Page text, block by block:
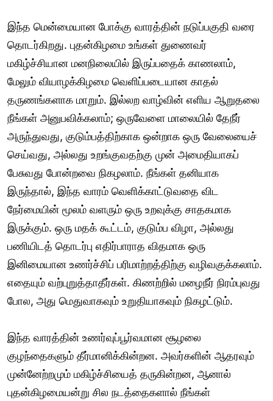
இந்த மென்மையான போக்கு வாரத்தின் நடுப்பகுதி வரை
தொடர்கிறது. புதன்கிழமை உங்கள் துணைவர்
மகிழ்ச்சியான மனநிலையில் இருப்பதைக் காணலாம்,
மேலும் வியாழக்கிழமை வெளிப்படையான காதல்
தருணங்களாக மாறும். இல்லற வாழ்வின் எளிய ஆறுதலை
நீங்கள் அனுபவிக்கலாம்; ஒருவேளை மாலையில் தேநீர்
அருந்துவது, குடும்பத்திற்காக ஒன்றாக ஒரு வேலையைச்
செய்வது, அல்லது உறங்குவதற்கு முன் அமைதியாகப்
பேசுவது போன்றவை நிகழலாம். நீங்கள் தனியாக
இருந்தால், இந்த வாரம் வெளிக்காட்டுவதை விட
நேர்மையின் மூலம் வளரும் ஒரு உறவுக்கு சாதகமாக
இருக்கும். ஒரு மதக் கூட்டம், குடும்ப விழா, அல்லது
பணியிடத் தொடர்பு எதிர்பாராத விதமாக ஒரு
இனிமையான உணர்ச்சிப் பரிமாற்றத்திற்கு வழிவகுக்கலாம்.
எதையும் வற்புறுத்தாதீர்கள். கிணற்றில் மழைநீர் நிரம்புவது
போல, அது மெதுவாகவும் உறுதியாகவும் நிகழட்டும்.
இந்த வாரத்தின் உணர்வுப்பூர்வமான சூழலை
குழந்தைகளும் தீர்மானிக்கின்றன. அவர்களின் ஆதரவும்
முன்னேற்றமும் மகிழ்ச்சியைத் தருகின்றன, ஆனால்
புதன்கிழமையன்று சில நடத்தைகளால் நீங்கள்